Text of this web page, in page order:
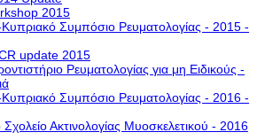
2015
Συμπόσιο Ρευματολογίας - 2015 -
update 2015
Ρευματολογίας για μη Ειδικούς -
Συμπόσιο Ρευματολογίας - 2016 -
Ακτινολογίας Μυοσκελετικού - 2016